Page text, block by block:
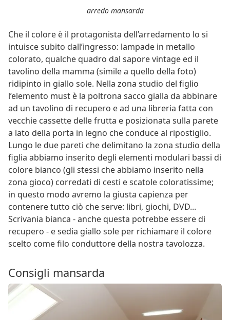
arredo mansarda
Che il colore è il protagonista dell’arredamento lo si
intuisce subito dall’ingresso: lampade in metallo
colorato, qualche quadro dal sapore vintage ed il
tavolino della mamma (simile a quello della foto)
ridipinto in giallo sole. Nella zona studio del figlio
l’elemento must è la poltrona sacco gialla da abbinare
ad un tavolino di recupero e ad una libreria fatta con
vecchie cassette delle frutta e posizionata sulla parete
a lato della porta in legno che conduce al ripostiglio.
Lungo le due pareti che delimitano la zona studio della
figlia abbiamo inserito degli elementi modulari bassi di
colore bianco (gli stessi che abbiamo inserito nella
zona gioco) corredati di cesti e scatole coloratissime;
in questo modo avremo la giusta capienza per
contenere tutto ciò che serve: libri, giochi, DVD...
Scrivania bianca - anche questa potrebbe essere di
recupero - e sedia giallo sole per richiamare il colore
scelto come filo conduttore della nostra tavolozza.
Consigli mansarda